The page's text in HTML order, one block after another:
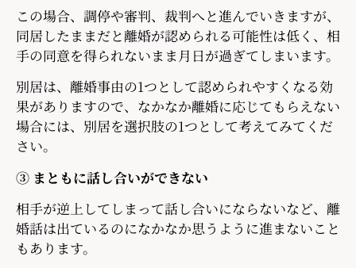
この場合、調停や審判、裁判へと進んでいきますが、
同居したままだと離婚が認められる可能性は低く、相
手の同意を得られないまま月日が過ぎてしまいます。
別居は、離婚事由の1つとして認められやすくなる効
果がありますので、なかなか離婚に応じてもらえない
場合には、別居を選択肢の1つとして考えてみてくだ
さい。
③ まともに話し合いができない
相手が逆上してしまって話し合いにならないなど、離
婚話は出ているのになかなか思うように進まないこと
もあります。